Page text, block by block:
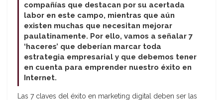
compañías que destacan por su acertada
labor en este campo, mientras que aún
existen muchas que necesitan mejorar
paulatinamente. Por ello, vamos a señalar 7
‘haceres’ que deberían marcar toda
estrategia empresarial y que debemos tener
en cuenta para emprender nuestro éxito en
Internet.
Las 7 claves del éxito en marketing digital deben ser las